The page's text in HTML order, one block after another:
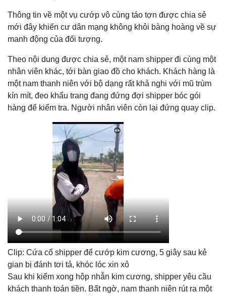
Thông tin về một vụ cướp vô cùng táo tợn được chia sẻ
mới đây khiến cư dân mạng không khỏi bàng hoàng về sự
manh động của đối tượng.
Theo nội dung được chia sẻ, một nam shipper đi cùng một
nhân viên khác, tới bàn giao đồ cho khách. Khách hàng là
một nam thanh niên với bộ dạng rất khả nghi với mũ trùm
kín mít, đeo khẩu trang đang đứng đợi shipper bóc gói
hàng để kiểm tra. Người nhân viên còn lại đứng quay clip.
Clip: Cứa cổ shipper để cướp kim cương, 5 giây sau kẻ
gian bị đánh tơi tả, khóc lóc xin xỏ
Sau khi kiểm xong hộp nhẫn kim cương, shipper yêu cầu
khách thanh toán tiền. Bất ngờ, nam thanh niên rút ra một